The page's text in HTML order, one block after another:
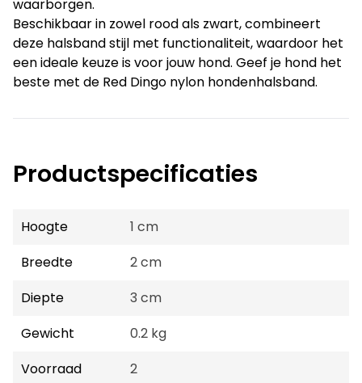
waarborgen.
Beschikbaar in zowel rood als zwart, combineert
deze halsband stijl met functionaliteit, waardoor het
een ideale keuze is voor jouw hond. Geef je hond het
beste met de Red Dingo nylon hondenhalsband.
Productspecificaties
Hoogte
1 cm
Breedte
2 cm
Diepte
3 cm
Gewicht
0.2 kg
Voorraad
2